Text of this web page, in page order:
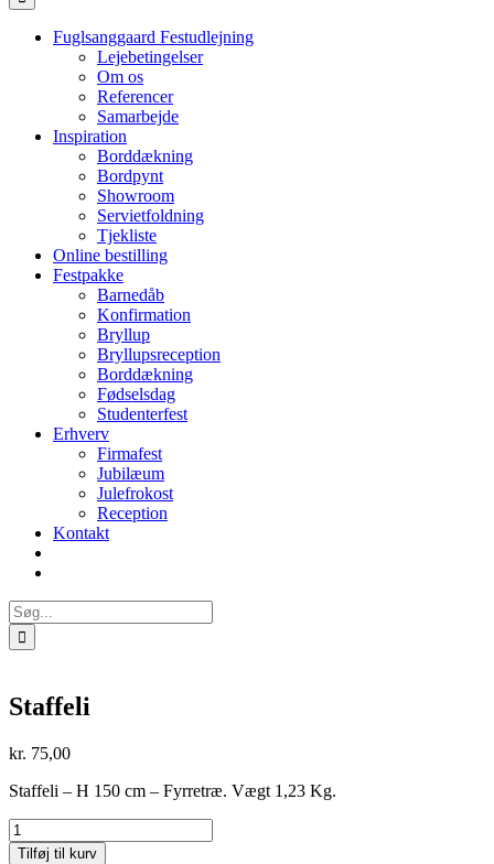
Fuglsanggaard Festudlejning
Lejebetingelser
Om os
Referencer
Samarbejde
Inspiration
Borddækning
Bordpynt
Showroom
Servietfoldning
Tjekliste
Online bestilling
Festpakke
Barnedåb
Konfirmation
Bryllup
Bryllupsreception
Borddækning
Fødselsdag
Studenterfest
Erhverv
Firmafest
Jubilæum
Julefrokost
Reception
Kontakt
Søg
efter:
Staffeli
kr. 75,00
Staffeli – H 150 cm – Fyrretræ. Vægt 1,23 Kg.
Staffeli
antal
Tilføj til kurv